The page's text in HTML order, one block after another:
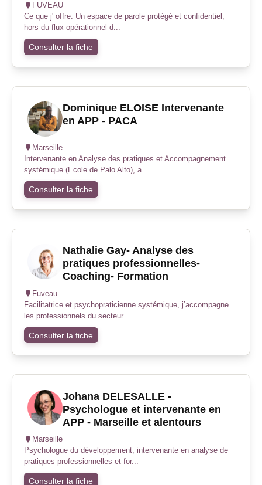
FUVEAU
Ce que j' offre: Un espace de parole protégé et confidentiel,
hors du flux opérationnel d...
Consulter la fiche
Dominique ELOISE Intervenante
en APP - PACA
Marseille
Intervenante en Analyse des pratiques et Accompagnement
systémique (Ecole de Palo Alto), a...
Consulter la fiche
Nathalie Gay- Analyse des
pratiques professionnelles-
Coaching- Formation
Fuveau
Facilitatrice et psychopraticienne systémique, j’accompagne
les professionnels du secteur ...
Consulter la fiche
Johana DELESALLE -
Psychologue et intervenante en
APP - Marseille et alentours
Marseille
Psychologue du développement, intervenante en analyse de
pratiques professionnelles et for...
Consulter la fiche